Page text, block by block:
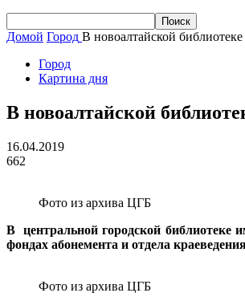
Домой Город В новоалтайской
Город
Картина дня
В новоалтайской
16.04.2019
662
Фото из архива ЦГБ
В центральной городской
фондах абонемента и отдела
Фото из архива ЦГБ